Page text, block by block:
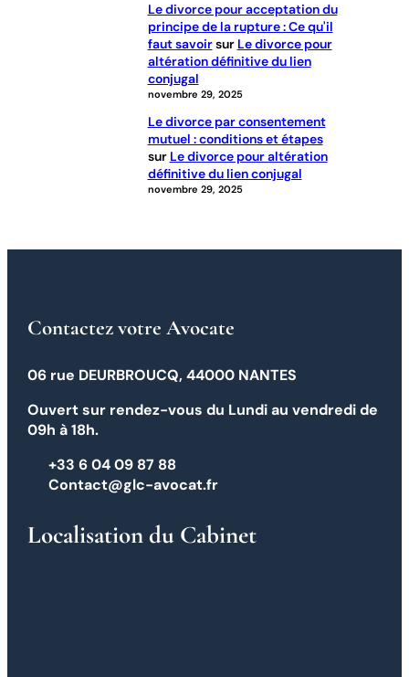
Le divorce pour acceptation du
principe de la rupture : Ce qu'il
faut savoirsur Le divorce pour
altération définitive du lien
conjugal
novembre 29, 2025
Le divorce par consentement
mutuel : conditions et étapes
sur Le divorce pour altération
définitive du lien conjugal
novembre 29, 2025
Contactez votre Avocate
06 rue DEURBROUCQ, 44000 NANTES
Ouvert sur rendez-vous du Lundi au vendredi de
09h à 18h.
+33 6 04 09 87 88
Contact@glc-avocat.fr
Localisation du Cabinet